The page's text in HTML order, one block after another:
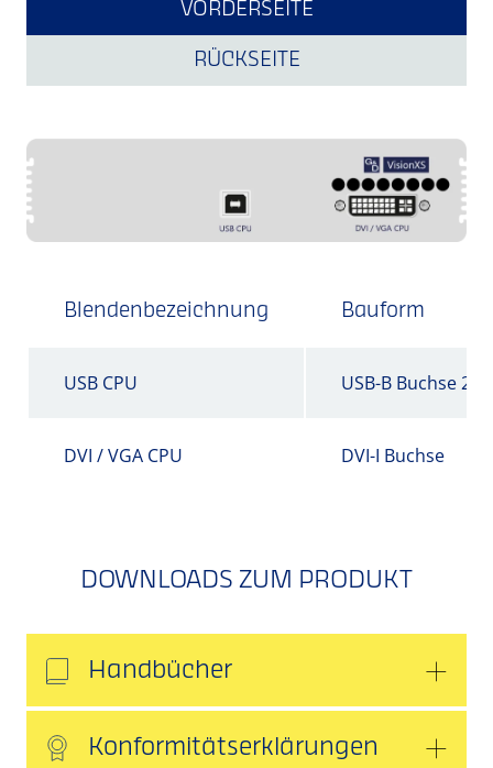
VORDERSEITE
RÜCKSEITE
Blendenbezeichnung Bauform
USB CPU USB-B Buchse 2.0
DVI / VGA CPU DVI-I Buchse
DOWNLOADS ZUM PRODUKT
Handbücher
Konformitätserklärungen